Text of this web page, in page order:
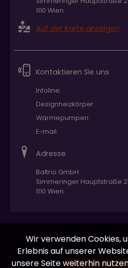
1110 Wien
Auf der Karte anzeigen
Kontaktieren Sie uns
Infoline:
Designheizkörper
Wärmepumpen
E-mail:
Adresse
Baltrio GmbH
Simmeringer Hauptstraße
1110 Wien
© 2026 copyright
Wir verwenden Cookies,
Erlebnis auf unserer
unsere Seite weiterhin